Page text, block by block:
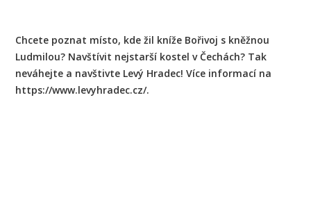
Chcete poznat místo, kde žil kníže Bořivoj s kněžnou
Ludmilou? Navštívit nejstarší kostel v Čechách? Tak
neváhejte a navštivte Levý Hradec! Více informací na
https://www.levyhradec.cz/.